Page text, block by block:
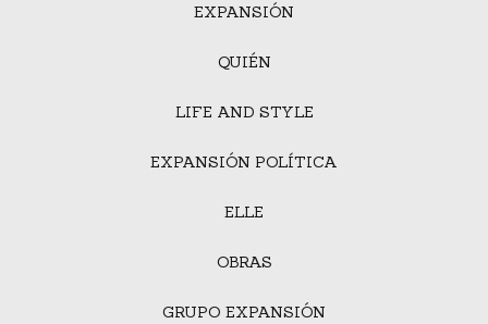
EXPANSIÓN
QUIÉN
LIFE AND STYLE
EXPANSIÓN POLÍTICA
ELLE
OBRAS
GRUPO EXPANSIÓN